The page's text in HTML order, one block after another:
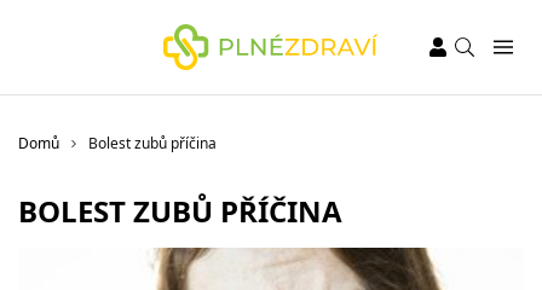
Domů Bolest zubů příčina
BOLEST ZUBŮ PŘÍČINA